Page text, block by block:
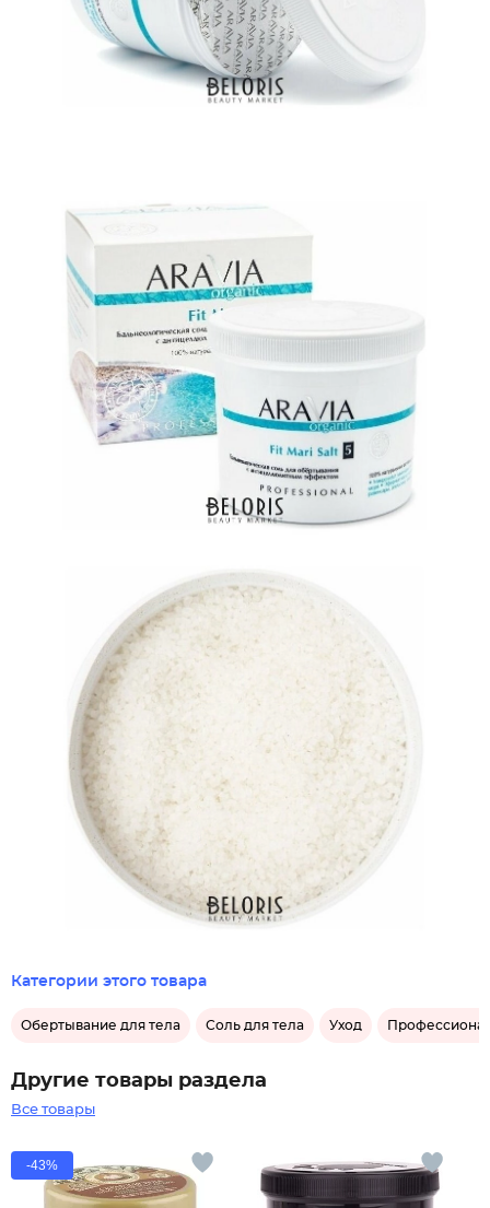
Категории этого товара
Обертывание для тела Соль для тела Уход
Другие товары раздела
Все товары
-43%